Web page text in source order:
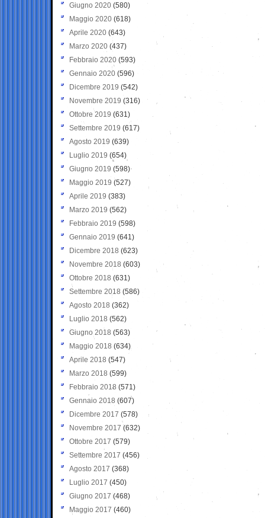
Giugno 2020 (580)
Maggio 2020 (618)
Aprile 2020 (643)
Marzo 2020 (437)
Febbraio 2020 (593)
Gennaio 2020 (596)
Dicembre 2019 (542)
Novembre 2019 (316)
Ottobre 2019 (631)
Settembre 2019 (617)
Agosto 2019 (639)
Luglio 2019 (654)
Giugno 2019 (598)
Maggio 2019 (527)
Aprile 2019 (383)
Marzo 2019 (562)
Febbraio 2019 (598)
Gennaio 2019 (641)
Dicembre 2018 (623)
Novembre 2018 (603)
Ottobre 2018 (631)
Settembre 2018 (586)
Agosto 2018 (362)
Luglio 2018 (562)
Giugno 2018 (563)
Maggio 2018 (634)
Aprile 2018 (547)
Marzo 2018 (599)
Febbraio 2018 (571)
Gennaio 2018 (607)
Dicembre 2017 (578)
Novembre 2017 (632)
Ottobre 2017 (579)
Settembre 2017 (456)
Agosto 2017 (368)
Luglio 2017 (450)
Giugno 2017 (468)
Maggio 2017 (460)